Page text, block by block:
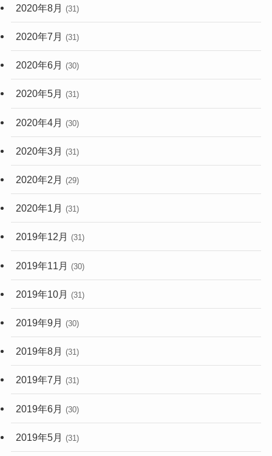
2020年8月 (31)
2020年7月 (31)
2020年6月 (30)
2020年5月 (31)
2020年4月 (30)
2020年3月 (31)
2020年2月 (29)
2020年1月 (31)
2019年12月 (31)
2019年11月 (30)
2019年10月 (31)
2019年9月 (30)
2019年8月 (31)
2019年7月 (31)
2019年6月 (30)
2019年5月 (31)